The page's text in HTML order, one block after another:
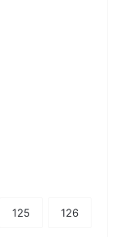
125 126